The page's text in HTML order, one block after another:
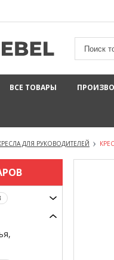
ВСЕ ТОВАРЫ
ДЛЯ РУКОВОДИТЕЛЕЙ